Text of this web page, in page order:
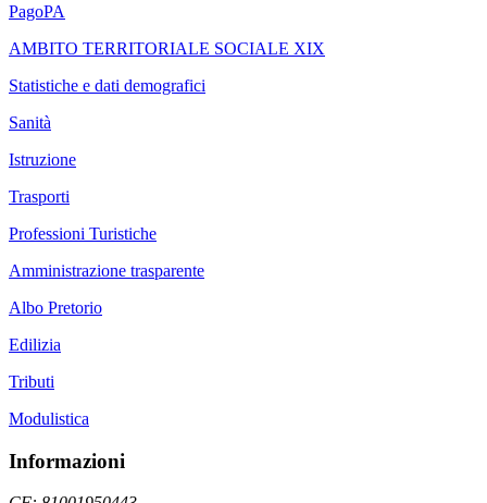
PagoPA
AMBITO TERRITORIALE SOCIALE XIX
Statistiche e dati demografici
Sanità
Istruzione
Trasporti
Professioni Turistiche
Amministrazione trasparente
Albo Pretorio
Edilizia
Tributi
Modulistica
Informazioni